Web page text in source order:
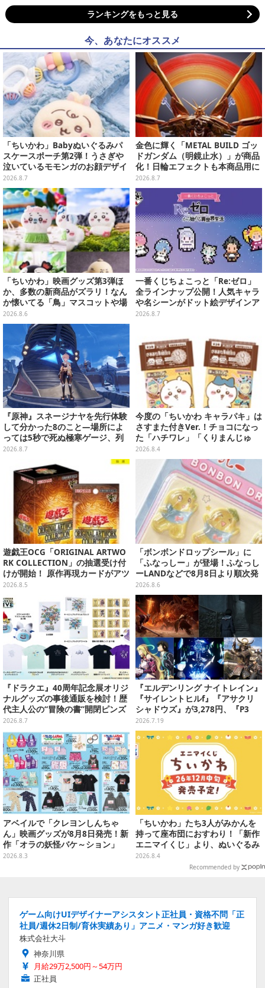
ランキングをもっと見る
今、あなたにオススメ
「ちいかわ」Babyぬいぐるみパ
スケースポーチ第2弾！うさぎや
泣いているモモンガのお顔デザイ
ン全4種が8月下旬プライズ展開
2026.8.7
金色に輝く「METAL BUILD ゴッ
ドガンダム（明鏡止水）」が商品
化！日輪エフェクトも本商品用に
刷新した豪華仕様
2026.8.7
「ちいかわ」映画グッズ第3弾ほ
か、多数の新商品がズラリ！なん
か懐いてる「鳥」マスコットや場
面写アイテムなど必見のラインナ
ップ
2026.8.6
一番くじちょこっと「Re:ゼロ」
全ラインナップ公開！人気キャラ
や名シーンがドット絵デザインア
クリルマグネットに
2026.8.7
『原神』スネージナヤを先行体験
して分かった8のこと―場所によ
っては5秒で死ぬ極寒ゲージ、列
車は“ダイナミック途中下車”可能
2026.8.7
今度の「ちいかわ キャラパキ」は
さすまた付きVer.！チョコになっ
た「ハチワレ」「くりまんじゅ
う」たちも可愛い全8種
2026.8.4
遊戯王OCG「ORIGINAL ARTWO
RK COLLECTION」の抽選受け付
けが開始！ 原作再現カードがアツ
いスペシャルパック
2026.8.5
「ボンボンドロップシール」に
「ふなっしー」が登場！ふなっし
ーLANDなどで8月8日より順次発
売
2026.8.6
『ドラクエ』40周年記念展オリジ
ナルグッズの事後通販を検討！歴
代主人公の“冒険の書”開閉ピンズ
をはじめ、ユニークなＴシャツや
雑貨など
2026.8.7
『エルデンリング ナイトレイン』
『サイレントヒルf』『アサクリ
シャドウズ』が3,278円、『P3
R』『TOXリマスター』は2,728円
に！─ゲオ店舗セールを実地調査
2026.7.19
アベイルで「クレヨンしんちゃ
ん」映画グッズが8月8日発売！新
作「オラの妖怪バケ～ション」
や、「ヘンダーランド」「暗黒タ
2026.8.3
「ちいかわ」たち3人がみかんを
持って座布団におすわり！「新作
エニマイくじ」より、ぬいぐるみ
画像が初公開
2026.8.4
Recommended by
ゲーム向けUIデザイナーアシスタント正社員・資格不問「正
社員/週休2日制/育休実績あり」アニメ・マンガ好き歓迎
株式会社大斗
神奈川県
月給29万2,500円～54万円
正社員